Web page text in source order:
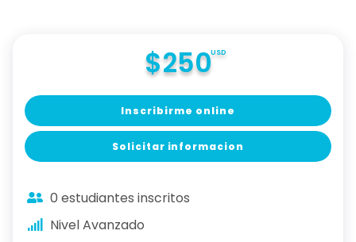
$250USD
Inscribirme online
Solicitar informacion
0 estudiantes inscritos
Nivel Avanzado